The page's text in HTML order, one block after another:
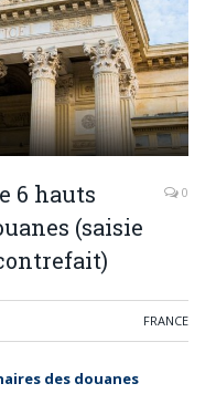
6 hauts
(saisie
0
FRANCE
des douanes